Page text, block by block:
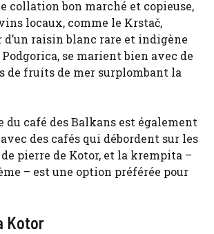
collation bon marché et copieuse,
locaux, comme le Krstač,
d’un raisin blanc rare et indigène
se marient bien avec de
de fruits de mer surplombant la
du café des Balkans est également
des cafés qui débordent sur les
pierre de Kotor, et la krempita –
– est une option préférée pour
Kotor